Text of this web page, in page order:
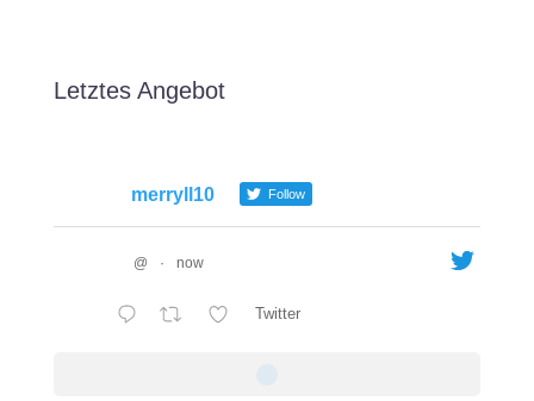
Letztes Angebot
merryll10 Follow
@ · now
Twitter